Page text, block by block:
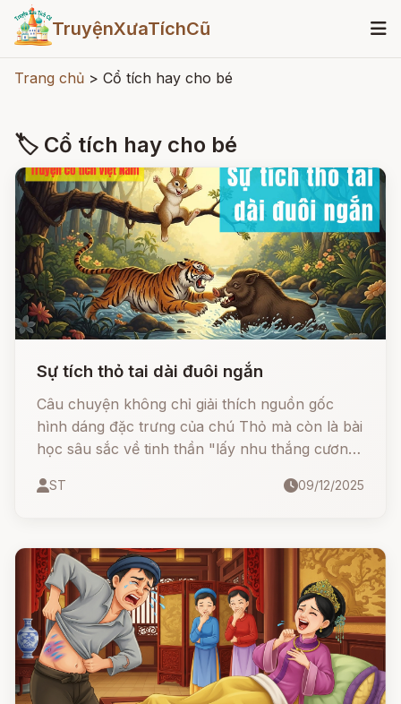
TruyệnXưaTíchCũ
Trang chủ > Cổ tích hay cho bé
🏷 Cổ tích hay cho bé
Sự tích thỏ tai dài đuôi ngắn
Câu chuyện không chỉ giải thích nguồn gốc
hình dáng đặc trưng của chú Thỏ mà còn là bài
học sâu sắc về tinh thần "lấy nhu thắng cương"
tàn. Trí tuệ của Thỏ - đại diện cho sự thông
ST 09/12/2025